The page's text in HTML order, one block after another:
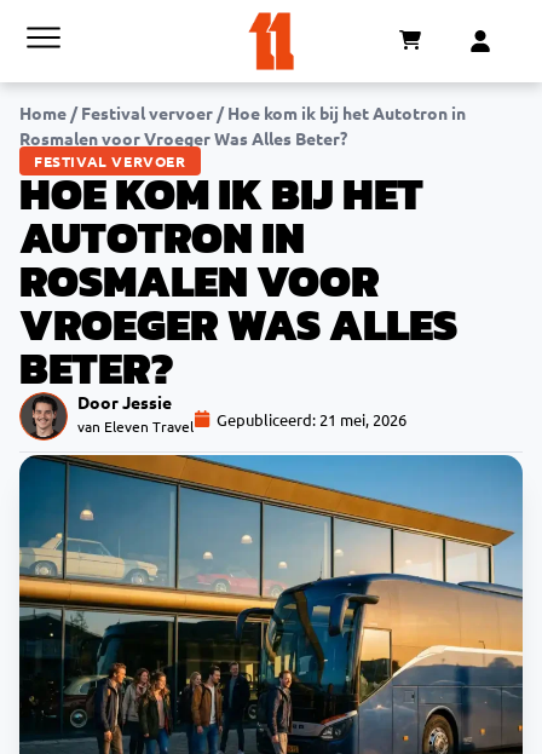
Home /Festival vervoer /Hoe kom ik bij het Autotron in
Rosmalen voor Vroeger Was Alles Beter?
FESTIVAL VERVOER
HOE KOM IK BIJ HET
AUTOTRON IN
ROSMALEN VOOR
VROEGER WAS ALLES
BETER?
Door Jessie
van Eleven Travel Gepubliceerd: 21 mei, 2026